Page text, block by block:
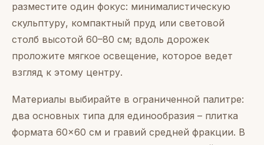
разместите один фокус: минималистическую
скульптуру, компактный пруд или световой
столб высотой 60–80 см; вдоль дорожек
проложите мягкое освещение, которое ведет
взгляд к этому центру.
Материалы выбирайте в ограниченной палитре:
два основных типа для единообразия – плитка
формата 60×60 см и гравий средней фракции. В